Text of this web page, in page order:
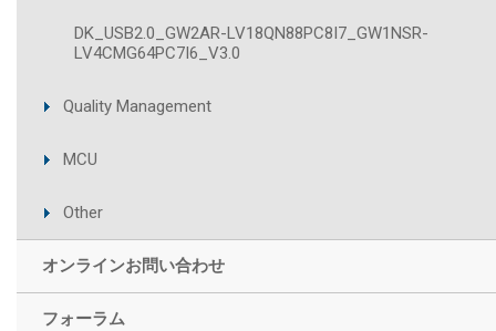
DK_USB2.0_GW2AR-LV18QN88PC8I7_GW1NSR-
LV4CMG64PC7I6_V3.0
Quality Management
MCU
Other
オンラインお問い合わせ
フォーラム